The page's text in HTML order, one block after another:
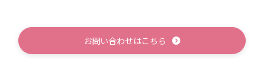
お問い合わせはこちら